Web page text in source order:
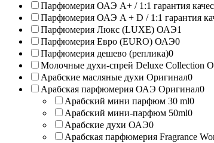
Парфюмерия ОАЭ A+ / 1:1 гарантия
Парфюмерия ОАЭ A + D / 1:1 гарантия
Парфюмерия Люкс (LUXE) ОАЭ1
Парфюмерия Евро (EURO) ОАЭ0
Парфюмерия дешево (реплика)0
Молочные духи-спрей Deluxe Collection
Арабские масляные духи Оригинал0
Арабская парфюмерия ОАЭ Оригинал0
Арабский мини парфюм 30 ml0
Арабский мини-парфюм 50ml0
Арабские духи ОАЭ0
Арабская парфюмерия Fragrance